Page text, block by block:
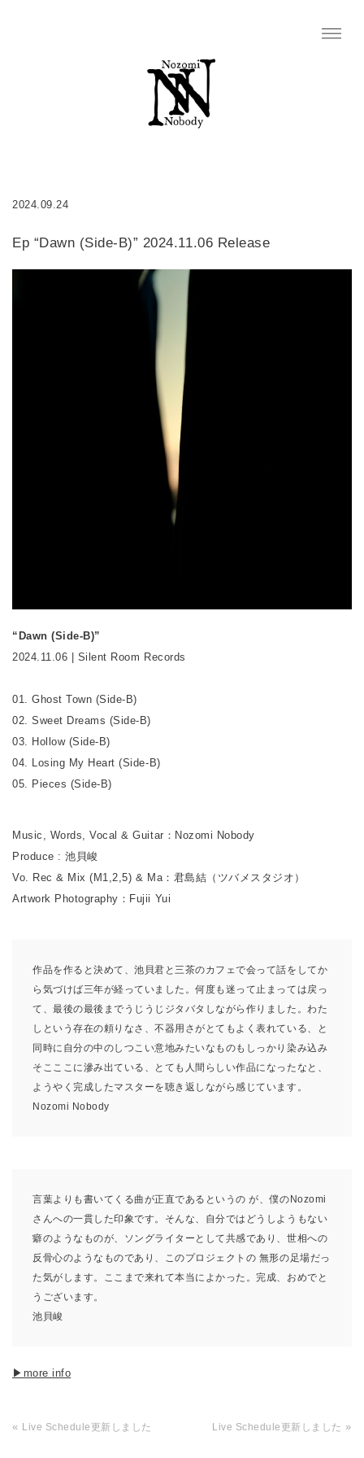
2024.09.24
Ep “Dawn (Side-B)” 2024.11.06 Release
“Dawn (Side-B)”
2024.11.06 | Silent Room Records
01. Ghost Town (Side-B)
02. Sweet Dreams (Side-B)
03. Hollow (Side-B)
04. Losing My Heart (Side-B)
05. Pieces (Side-B)
Music, Words, Vocal & Guitar：Nozomi Nobody
Produce : 池貝峻
Vo. Rec & Mix (M1,2,5) & Ma：君島結（ツバメスタジオ）
Artwork Photography：Fujii Yui
作品を作ると決めて、池貝君と三茶のカフェで会って話をしてか
ら気づけば三年が経っていました。何度も迷って止まっては戻っ
て、最後の最後までうじうじジタバタしながら作りました。わた
しという存在の頼りなさ、不器用さがとてもよく表れている、と
同時に自分の中のしつこい意地みたいなものもしっかり染み込み
そこここに滲み出ている、とても人間らしい作品になったなと、
ようやく完成したマスターを聴き返しながら感じています。
Nozomi Nobody
言葉よりも書いてくる曲が正直であるというの が、僕のNozomi
さんへの一貫した印象です。そんな、自分ではどうしようもない
癖のようなものが、ソングライターとして共感であり、世相への
反骨心のようなものであり、このプロジェクトの 無形の足場だっ
た気がします。ここまで来れて本当によかった。完成、おめでと
うございます。
池貝峻
▶︎more info
« Live Schedule更新しました Live Schedule更新しました »